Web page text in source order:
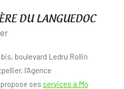
DU LANGUEDOC
boulevard Ledru Rollin
l'Agence
ses services à Mo